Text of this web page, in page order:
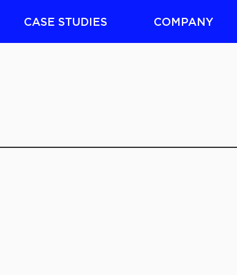
CASE STUDIES COMPANY